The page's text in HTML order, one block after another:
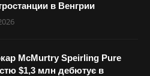
в Венгрии
McMurtry Speirling Pure
$1,3 млн дебютує в